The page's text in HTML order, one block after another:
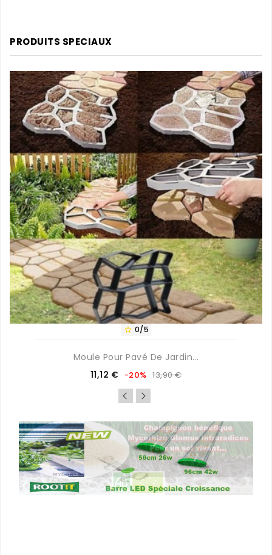
PRODUITS SPECIAUX
 0/5
Moule Pour Pavé De Jardin...
Prix
11,12 € Prix
de
base
-20% 13,90 €